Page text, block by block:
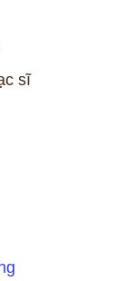
sĩ